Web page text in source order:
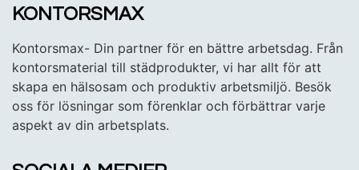
KONTORSMAX
Kontorsmax- Din partner för en bättre arbetsdag. Från
kontorsmaterial till städprodukter, vi har allt för att
skapa en hälsosam och produktiv arbetsmiljö. Besök
oss för lösningar som förenklar och förbättrar varje
aspekt av din arbetsplats.